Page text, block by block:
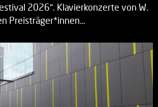
2026“. Klavierkonzerte von W.
Preisträger*innen…